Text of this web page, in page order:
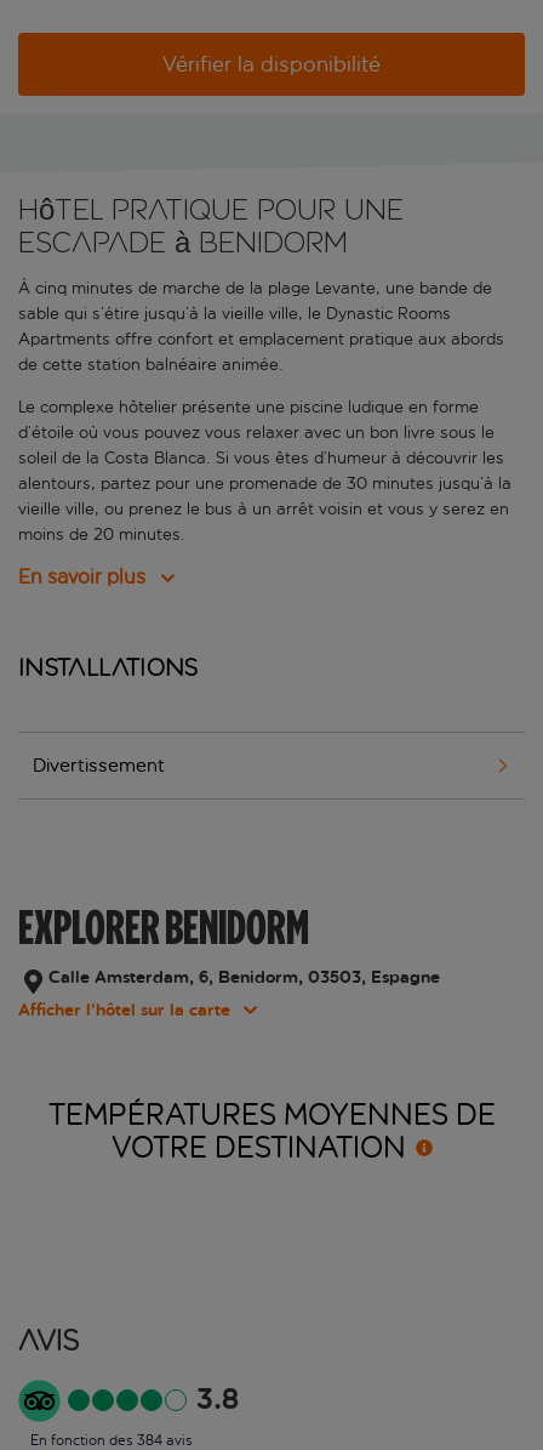
Vérifier la disponibilité
Hôtel pratique pour une
escapade à Benidorm
À cinq minutes de marche de la plage Levante, une bande de
sable qui s’étire jusqu’à la vieille ville, le Dynastic Rooms
Apartments offre confort et emplacement pratique aux abords
de cette station balnéaire animée.
Le complexe hôtelier présente une piscine ludique en forme
d’étoile où vous pouvez vous relaxer avec un bon livre sous le
soleil de la Costa Blanca. Si vous êtes d’humeur à découvrir les
alentours, partez pour une promenade de 30 minutes jusqu’à la
vieille ville, ou prenez le bus à un arrêt voisin et vous y serez en
moins de 20 minutes.
En savoir plus
Installations
Divertissement
EXPLORER BENIDORM
Calle Amsterdam, 6, Benidorm, 03503, Espagne
Afficher l’hôtel sur la carte
TEMPÉRATURES MOYENNES DE
VOTRE DESTINATION
Avis
3.8
En fonction des 384 avis